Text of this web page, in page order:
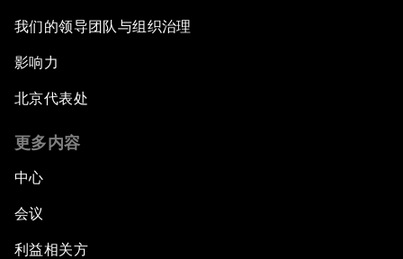
我们的领导团队与组织治理
影响力
北京代表处
更多内容
中心
会议
利益相关方